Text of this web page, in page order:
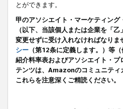
とができます。
甲のアソシエイト・マーケティン
（以下、当該個人または企業を「
変更せずに受け入れなければなり
シー （第12条に定義します。）等
紹介料率表およびアソシエイト・
テンツは、Amazonのコミュニティ
これらを注意深くご精読ください。